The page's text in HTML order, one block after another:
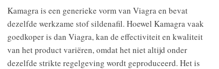
Kamagra is een generieke vorm van Viagra en bevat
dezelfde werkzame stof sildenafil. Hoewel Kamagra vaak
goedkoper is dan Viagra, kan de effectiviteit en kwaliteit
van het product variëren, omdat het niet altijd onder
dezelfde strikte regelgeving wordt geproduceerd. Het is